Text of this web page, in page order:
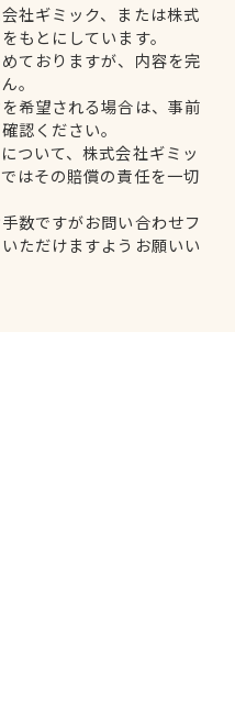
社ギミック、または株式
もとにしています。
ておりますが、内容を完
。
希望される場合は、事前
認ください。
ついて、株式会社ギミッ
はその賠償の責任を一切
数ですがお問い合わせフ
ただけますようお願いい